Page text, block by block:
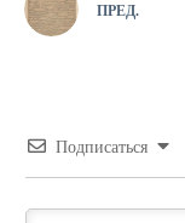
ПРЕД.
Подписаться